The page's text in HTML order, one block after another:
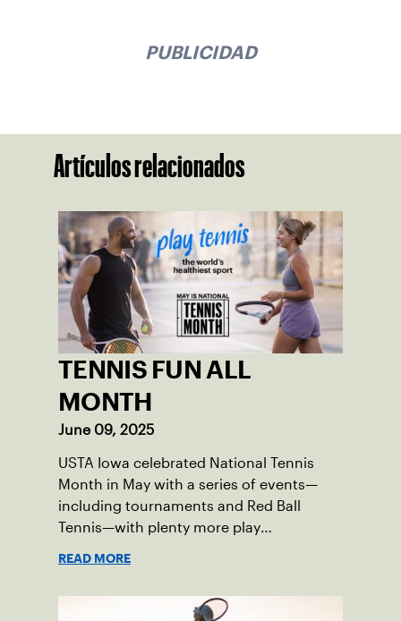
PUBLICIDAD
Artículos relacionados
TENNIS FUN ALL
MONTH
June 09, 2025
USTA Iowa celebrated National Tennis
Month in May with a series of events—
including tournaments and Red Ball
Tennis—with plenty more play
READ MORE